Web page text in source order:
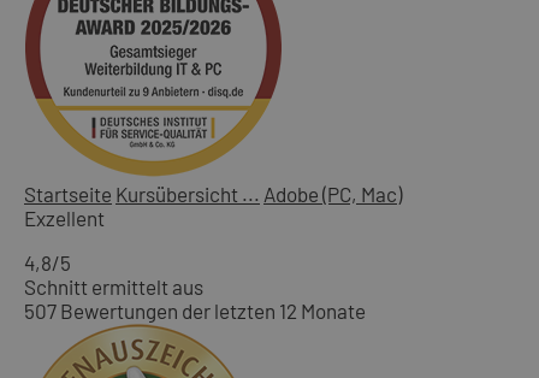
Startseite Kursübersicht ... Adobe (PC, Mac)
Exzellent
4,8/5
Schnitt ermittelt aus
507 Bewertungen der letzten 12 Monate